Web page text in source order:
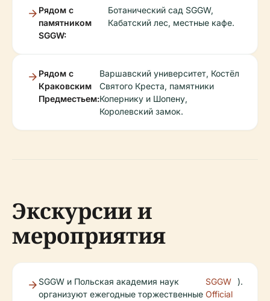
Рядом с
памятником
SGGW:
Ботанический сад SGGW,
Кабатский лес, местные кафе.
Рядом с
Краковским
Предместьем:
Варшавский университет, Костёл
Святого Креста, памятники
Копернику и Шопену,
Королевский замок.
Экскурсии и
мероприятия
SGGW и Польская академия наук
организуют ежегодные торжественные
SGGW
Official
).